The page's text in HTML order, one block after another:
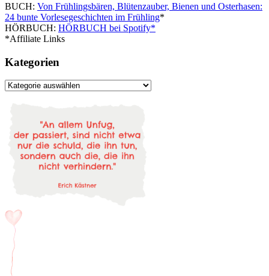
BUCH: Von Frühlingsbären, Blütenzauber, Bienen und Osterhasen:
24 bunte Vorlesegeschichten im Frühling*
HÖRBUCH: HÖRBUCH bei Spotify*
*Affiliate Links
Kategorien
Kategorien